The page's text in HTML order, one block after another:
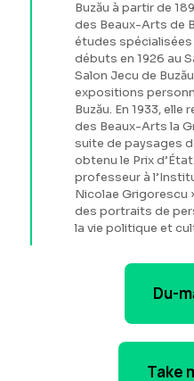
Buzău à partir de
des Beaux-Arts de
études spécialisées
débuts en 1926 au
Salon Jecu de
expositions
Buzău. En 1933, elle
des Beaux-Arts la
suite de paysages
obtenu le Prix
professeur à
Nicolae Grigorescu
des portraits de
la vie politique et
Du-
Take